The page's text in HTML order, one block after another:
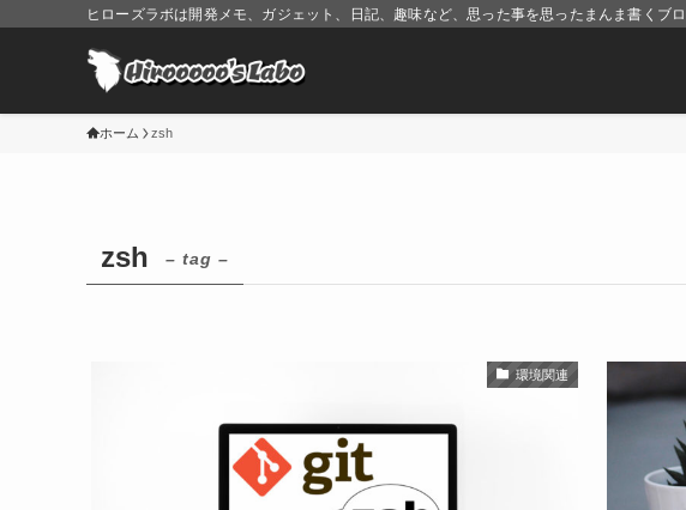
ヒローズラボは開発メモ、ガジェット、日記、趣味など、思った事を思ったまんま書くブロ
ホーム zsh
zsh – tag –
環境関連